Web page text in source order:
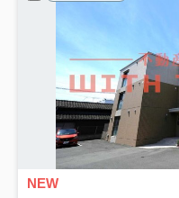
NEW